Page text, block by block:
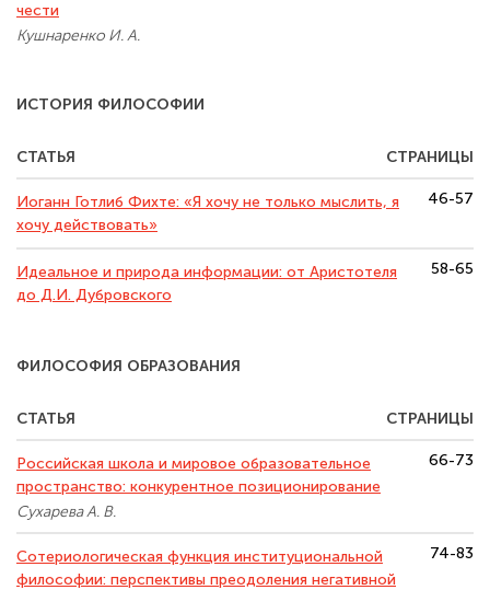
чести
Кушнаренко И. А.
ИСТОРИЯ ФИЛОСОФИИ
СТАТЬЯ СТРАНИЦЫ
Иоганн Готлиб Фихте: «Я хочу не только мыслить, я
хочу действовать»
46-57
Идеальное и природа информации: от Аристотеля
до Д.И. Дубровского
58-65
ФИЛОСОФИЯ ОБРАЗОВАНИЯ
СТАТЬЯ СТРАНИЦЫ
Российская школа и мировое образовательное
пространство: конкурентное позиционирование
Сухарева А. В.
66-73
Сотериологическая функция институциональной
философии: перспективы преодоления негативной
74-83